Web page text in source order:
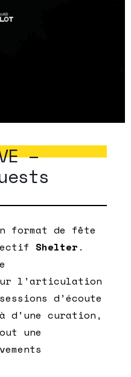
–
format de fête
Shelter .
l’articulation
d’écoute
d’une curation,
une